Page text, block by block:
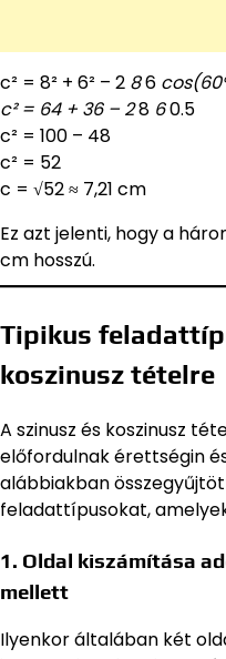
c² = 8² + 6² – 2 86
c² = 64 + 36 – 28 60.5
c² = 100 – 48
c² = 52
c = √52 ≈ 7,21 cm
Ez azt jelenti, hogy a
cm hosszú.
Tipikus
koszinusz tételre
A szinusz és koszinusz
előfordulnak érettségin
alábbiakban
feladattípusokat,
1. Oldal kiszámítása
mellett
Ilyenkor általában két